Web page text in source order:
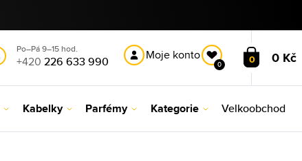
Po–Pá 9–15 hod.
+420 226 633 990 Moje konto
0 0 0 Kč
Kabelky Parfémy Kategorie Velkoobchod